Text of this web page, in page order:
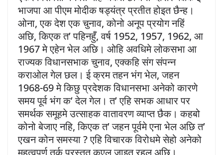
भाजपा आ पीएम मोदीक षड्यंत्र प्रतीत होइत छैन्ह।
ओना, एक देश एक चुनाव, कोनो अनूप प्रयोग नहिं
अछि, किएक त’ पहिनहुँ, वर्ष 1952, 1957, 1962, आ
1967 मे एहेन भेल अछि। ओहि अवधिमे लोकसभा आ
राज्यक विधानसभाक चुनाव, एक्कहि संग संपन्न
कराओल गेल छल। ई क्रम तहन भंग भेल, जहन
1968-69 मे किछु प्रदेशक विधानसभा अनेको कारणे
समय पूर्व भंग क’ देल गेल। त’ एहि सभक आधार पर
समर्थक समूहमे उत्साहक वातावरण व्याप्त छैक। कहबो
कोनो बेजाए नहि, किएक त’ जहन पूर्वमे एना भेल अछि त’
एखन कोन समस्या ? एहि विचारक विरोधमे सेहो अनेको